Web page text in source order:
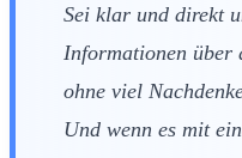
Sei klar und direkt
Informationen über
ohne viel
Und wenn es mit